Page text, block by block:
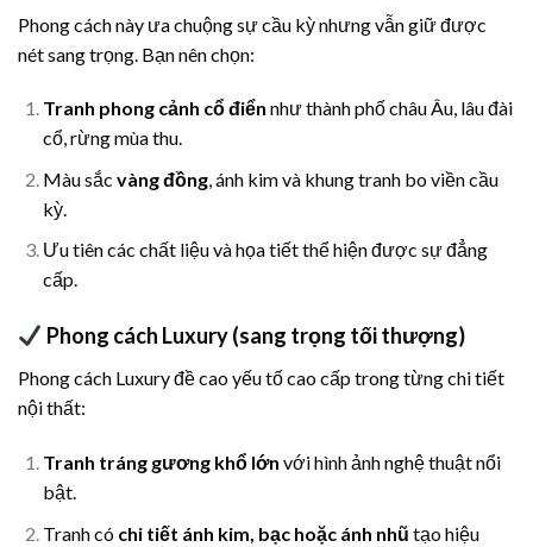
Phong cách này ưa chuộng sự cầu kỳ nhưng vẫn giữ được
nét sang trọng. Bạn nên chọn:
Tranh phong cảnh cổ điển như thành phố châu Âu, lâu đài
cổ, rừng mùa thu.
Màu sắc vàng đồng, ánh kim và khung tranh bo viền cầu
kỳ.
Ưu tiên các chất liệu và họa tiết thể hiện được sự đẳng
cấp.
Phong cách Luxury (sang trọng tối thượng)
Phong cách Luxury đề cao yếu tố cao cấp trong từng chi tiết
nội thất:
Tranh tráng gương khổ lớn với hình ảnh nghệ thuật nổi
bật.
Tranh có chi tiết ánh kim, bạc hoặc ánh nhũ tạo hiệu